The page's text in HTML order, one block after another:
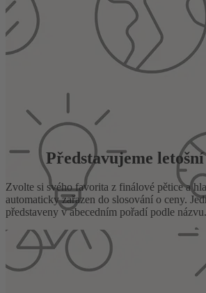
Hlasujte do 31. srpna a vyberte
Chci hlasovat
Představujeme
Zvolte si svého favorita z finálové pětice a
automaticky zařazen do slosování o ceny.
představeny v abecedním pořadí podle názvu.